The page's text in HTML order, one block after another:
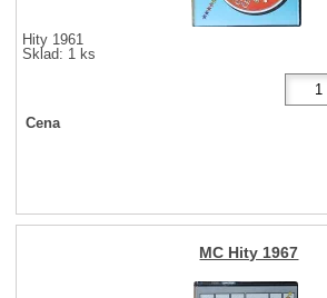
Hity 1961
Sklad: 1 ks
Cena
MC Hity 1967